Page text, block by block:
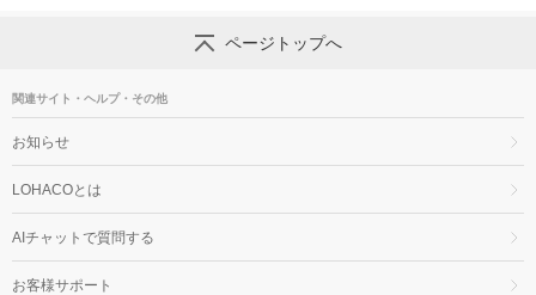
ページトップへ
関連サイト・ヘルプ・その他
お知らせ
LOHACOとは
AIチャットで質問する
お客様サポート